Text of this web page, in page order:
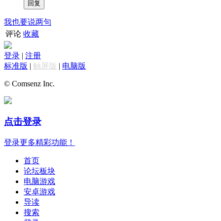
我也要说两句
评论 收藏
登录 | 注册
标准版 | 触屏版 | 电脑版
© Comsenz Inc.
点击登录
登录更多精彩功能！
首页
论坛板块
电脑游戏
安卓游戏
导读
搜索